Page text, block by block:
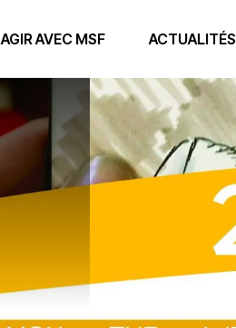
AGIR AVEC MSF ACTUALITÉS